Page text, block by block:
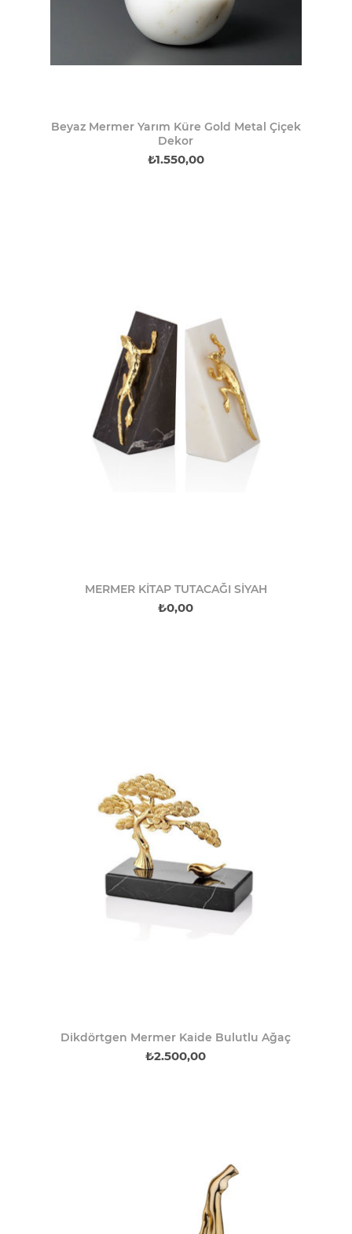
Beyaz Mermer Yarım Küre Gold Metal Çiçek
Dekor
₺1.550,00
MERMER KİTAP TUTACAĞI SİYAH
₺0,00
Dikdörtgen Mermer Kaide Bulutlu Ağaç
₺2.500,00